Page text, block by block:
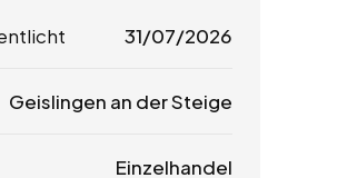
31/07/2026
Geislingen an der Steige
Einzelhandel